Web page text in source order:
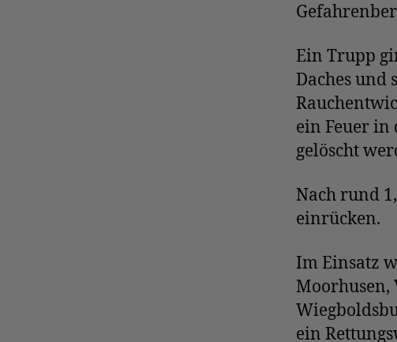
Ein Trupp
Daches und
ein Feuer in
gelöscht
Nach rund
einrücken.
Im Einsatz
Moorhusen,
ein